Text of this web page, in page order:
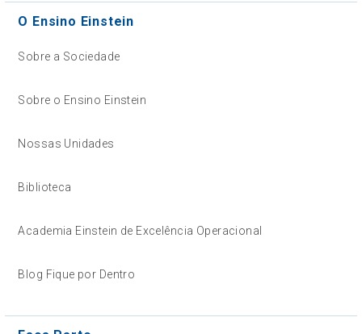
O Ensino Einstein
Sobre a Sociedade
Sobre o Ensino Einstein
Nossas Unidades
Biblioteca
Academia Einstein de Excelência Operacional
Blog Fique por Dentro